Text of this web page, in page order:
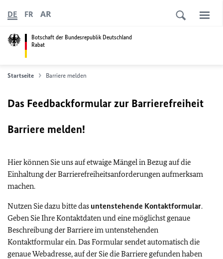
Botschaft der Bundesrepublik Deutschland
Rabat
DE FR AR
Startseite Barriere melden
Das Feedbackformular zur Barrierefreiheit
Barriere melden!
Hier können Sie uns auf etwaige Mängel in Bezug auf die
Einhaltung der Barrierefreiheitsanforderungen aufmerksam
machen.
Nutzen Sie dazu bitte das untenstehende Kontaktformular.
Geben Sie Ihre Kontaktdaten und eine möglichst genaue
Beschreibung der Barriere im untenstehenden
Kontaktformular ein. Das Formular sendet automatisch die
genaue Webadresse, auf der Sie die Barriere gefunden haben